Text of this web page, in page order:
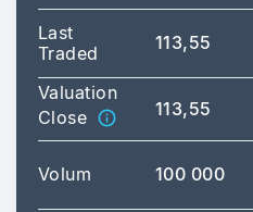
Last
Traded
113,55
Valuation
Close
113,55
Volum 100 000